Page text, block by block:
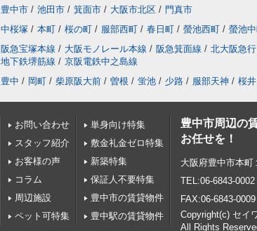
豊中市 / 池田市 / 箕面市 / 大阪市北区 / 門真市
中桜塚 / 本町 / 桜の町 / 服部西町 / 春日町 / 螢池西町 / 螢池
阪急宝塚本線 / 大阪モノレール本線 / 阪急箕面線 / 北大阪急
地下鉄堺筋線 / 京阪電鉄中之島線
豊中 / 岡町 / 柴原阪大前 / 曽根 / 蛍池 / 少路 / 服部天神 / 桜井
お問い合わせ
スタッフ紹介
お客様の声
コラム
周辺施設
ペット可特集
単身向け特集
敷金礼金ゼロ特集
新築特集
保証人不要特集
豊中市の賃貸物件
豊中駅の賃貸物件
豊中市周辺の
お任せを！
大阪府豊中市本町
TEL:06-6843-0002
FAX:06-6843-0009
Copyright(c) セイ
All Rights